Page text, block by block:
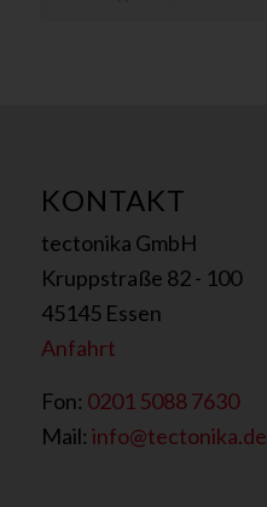
KONTAKT
tectonika GmbH
Kruppstraße 82 - 100
45145 Essen
Anfahrt
Fon: 0201 5088 7630
Mail: info@tectonika.de